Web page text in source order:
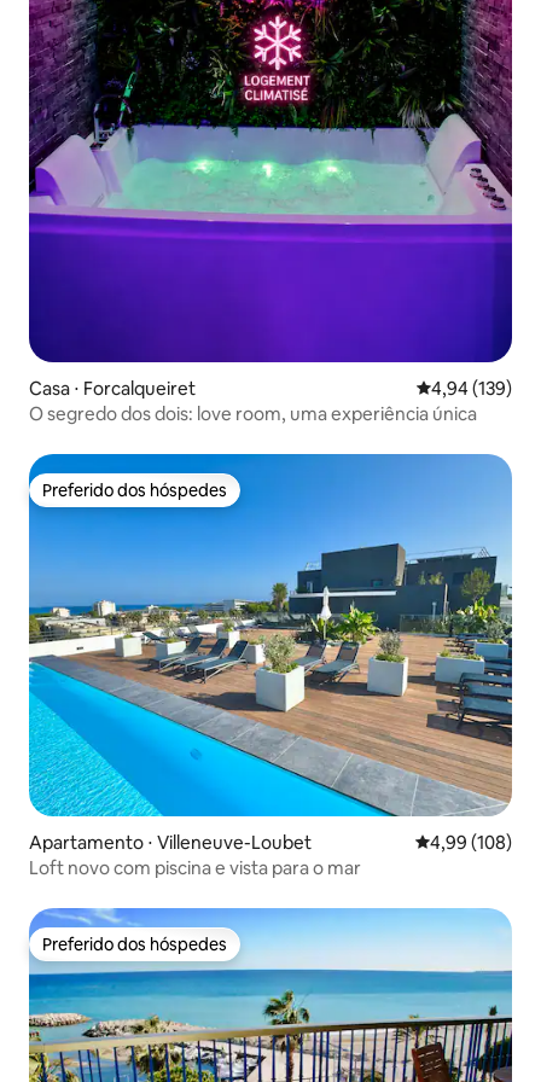
Casa ⋅ Forcalqueiret 4,94 de uma
4,94 (139)
O segredo dos dois: love room, uma experiência única
Preferido dos hóspedes
Preferido dos hóspedes
Apartamento ⋅ Villeneuve-Loubet 4,99 de uma
4,99 (108)
Loft novo com piscina e vista para o mar
Preferido dos hóspedes
Preferido dos hóspedes